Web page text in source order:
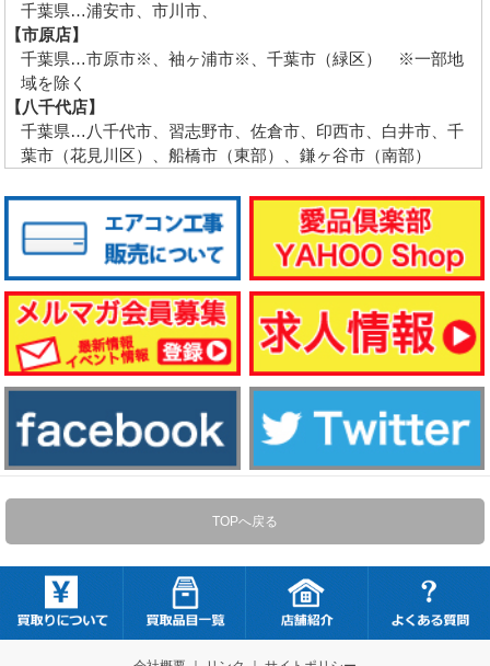
千葉県…浦安市、市川市、
【市原店】
千葉県…市原市※、袖ヶ浦市※、千葉市（緑区） ※一部地
域を除く
【八千代店】
千葉県…八千代市、習志野市、佐倉市、印西市、白井市、千
葉市（花見川区）、船橋市（東部）、鎌ヶ谷市（南部）
TOPへ戻る